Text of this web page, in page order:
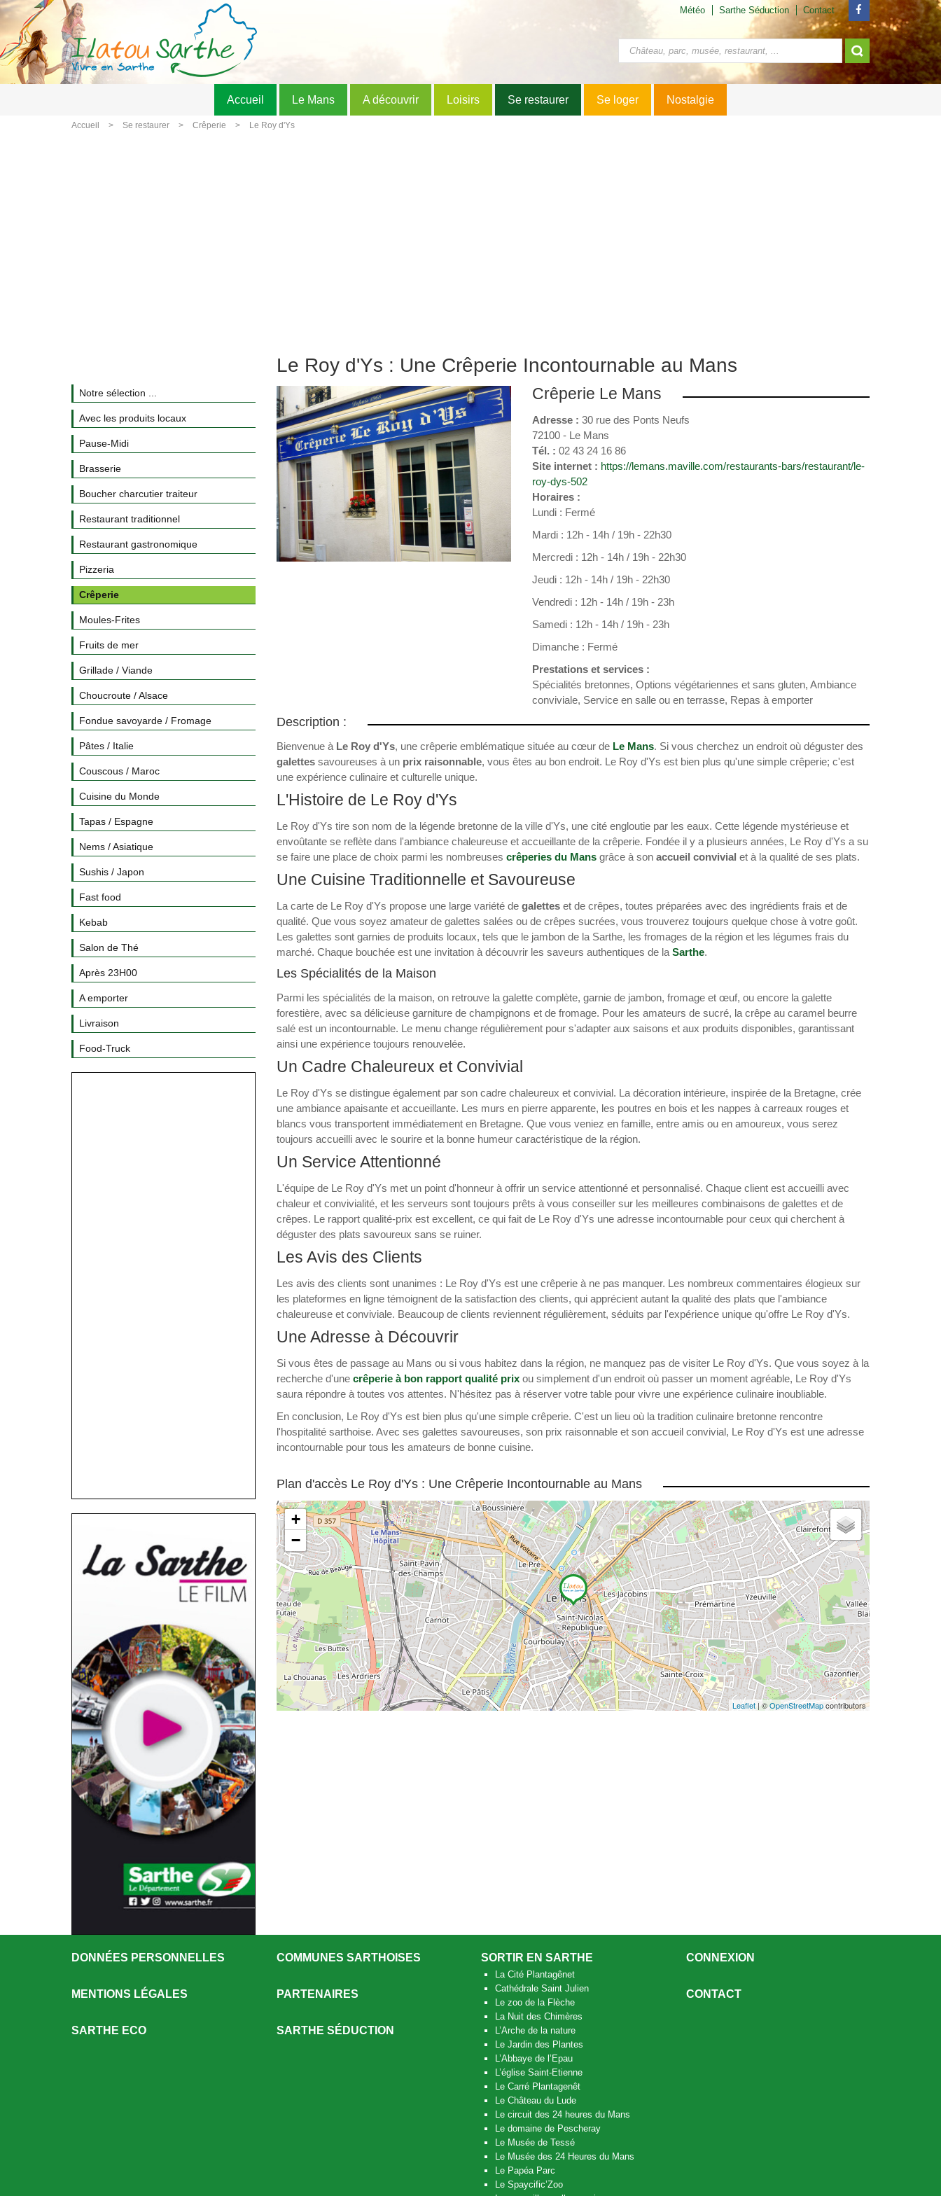
Météo Sarthe Séduction Contact
Accueil Le Mans A découvrir Loisirs Se restaurer Se loger Nostalgie
Accueil Se restaurer Crêperie Le Roy d'Ys
Le Roy d'Ys : Une Crêperie Incontournable au Mans
Crêperie Le Mans
Adresse : 30 rue des Ponts Neufs
72100 - Le Mans
Tél. :02 43 24 16 86
Site internet : https://lemans.maville.com/restaurants-bars/restaurant/le-
roy-dys-502
Horaires :
Lundi : Fermé
Mardi : 12h - 14h / 19h - 22h30
Mercredi : 12h - 14h / 19h - 22h30
Jeudi : 12h - 14h / 19h - 22h30
Vendredi : 12h - 14h / 19h - 23h
Samedi : 12h - 14h / 19h - 23h
Dimanche : Fermé
Prestations et services :
Spécialités bretonnes, Options végétariennes et sans gluten, Ambiance
conviviale, Service en salle ou en terrasse, Repas à emporter
Description :
Bienvenue à Le Roy d'Ys, une crêperie emblématique située au cœur de Le Mans. Si vous cherchez un endroit où déguster des
galettessavoureuses à un prix raisonnable, vous êtes au bon endroit. Le Roy d'Ys est bien plus qu'une simple crêperie; c'est
une expérience culinaire et culturelle unique.
L'Histoire de Le Roy d'Ys
Le Roy d'Ys tire son nom de la légende bretonne de la ville d'Ys, une cité engloutie par les eaux. Cette légende mystérieuse et
envoûtante se reflète dans l'ambiance chaleureuse et accueillante de la crêperie. Fondée il y a plusieurs années, Le Roy d'Ys a su
se faire une place de choix parmi les nombreuses crêperies du Mansgrâce à son accueil convivial et à la qualité de ses plats.
Une Cuisine Traditionnelle et Savoureuse
La carte de Le Roy d'Ys propose une large variété de galetteset de crêpes, toutes préparées avec des ingrédients frais et de
qualité. Que vous soyez amateur de galettes salées ou de crêpes sucrées, vous trouverez toujours quelque chose à votre goût.
Les galettes sont garnies de produits locaux, tels que le jambon de la Sarthe, les fromages de la région et les légumes frais du
marché. Chaque bouchée est une invitation à découvrir les saveurs authentiques de la Sarthe.
Les Spécialités de la Maison
Parmi les spécialités de la maison, on retrouve la galette complète, garnie de jambon, fromage et œuf, ou encore la galette
forestière, avec sa délicieuse garniture de champignons et de fromage. Pour les amateurs de sucré, la crêpe au caramel beurre
salé est un incontournable. Le menu change régulièrement pour s'adapter aux saisons et aux produits disponibles, garantissant
ainsi une expérience toujours renouvelée.
Un Cadre Chaleureux et Convivial
Le Roy d'Ys se distingue également par son cadre chaleureux et convivial. La décoration intérieure, inspirée de la Bretagne, crée
une ambiance apaisante et accueillante. Les murs en pierre apparente, les poutres en bois et les nappes à carreaux rouges et
blancs vous transportent immédiatement en Bretagne. Que vous veniez en famille, entre amis ou en amoureux, vous serez
toujours accueilli avec le sourire et la bonne humeur caractéristique de la région.
Un Service Attentionné
L'équipe de Le Roy d'Ys met un point d'honneur à offrir un service attentionné et personnalisé. Chaque client est accueilli avec
chaleur et convivialité, et les serveurs sont toujours prêts à vous conseiller sur les meilleures combinaisons de galettes et de
crêpes. Le rapport qualité-prix est excellent, ce qui fait de Le Roy d'Ys une adresse incontournable pour ceux qui cherchent à
déguster des plats savoureux sans se ruiner.
Les Avis des Clients
Les avis des clients sont unanimes : Le Roy d'Ys est une crêperie à ne pas manquer. Les nombreux commentaires élogieux sur
les plateformes en ligne témoignent de la satisfaction des clients, qui apprécient autant la qualité des plats que l'ambiance
chaleureuse et conviviale. Beaucoup de clients reviennent régulièrement, séduits par l'expérience unique qu'offre Le Roy d'Ys.
Une Adresse à Découvrir
Si vous êtes de passage au Mans ou si vous habitez dans la région, ne manquez pas de visiter Le Roy d'Ys. Que vous soyez à la
recherche d'une crêperie à bon rapport qualité prixou simplement d'un endroit où passer un moment agréable, Le Roy d'Ys
saura répondre à toutes vos attentes. N'hésitez pas à réserver votre table pour vivre une expérience culinaire inoubliable.
En conclusion, Le Roy d'Ys est bien plus qu'une simple crêperie. C'est un lieu où la tradition culinaire bretonne rencontre
l'hospitalité sarthoise. Avec ses galettes savoureuses, son prix raisonnable et son accueil convivial, Le Roy d'Ys est une adresse
incontournable pour tous les amateurs de bonne cuisine.
Plan d'accès Le Roy d'Ys : Une Crêperie Incontournable au Mans
+
−
Leaflet | ©OpenStreetMapcontributors
Notre sélection ...
Avec les produits locaux
Pause-Midi
Brasserie
Boucher charcutier traiteur
Restaurant traditionnel
Restaurant gastronomique
Pizzeria
Crêperie
Moules-Frites
Fruits de mer
Grillade / Viande
Choucroute / Alsace
Fondue savoyarde / Fromage
Pâtes / Italie
Couscous / Maroc
Cuisine du Monde
Tapas / Espagne
Nems / Asiatique
Sushis / Japon
Fast food
Kebab
Salon de Thé
Après 23H00
A emporter
Livraison
Food-Truck
DONNÉES PERSONNELLES
MENTIONS LÉGALES
SARTHE ECO
COMMUNES SARTHOISES
PARTENAIRES
SARTHE SÉDUCTION
SORTIR EN SARTHE
La Cité Plantagênet
Cathédrale Saint Julien
Le zoo de la Flèche
La Nuit des Chimères
L’Arche de la nature
Le Jardin des Plantes
L’Abbaye de l’Epau
L’église Saint-Etienne
Le Carré Plantagenêt
Le Château du Lude
Le circuit des 24 heures du Mans
Le domaine de Pescheray
Le Musée de Tessé
Le Musée des 24 Heures du Mans
Le Papéa Parc
Le Spaycific’Zoo
CONNEXION
CONTACT